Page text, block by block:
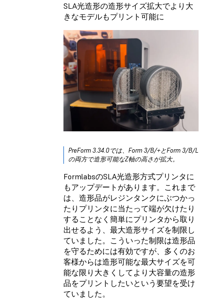
SLA光造形の造形サイズ拡大でより大
きなモデルもプリント可能に
PreForm 3.34.0では、Form 3/B/+とForm 3/B/L
の両方で造形可能なZ軸の高さが拡大。
FormlabsのSLA光造形方式プリンタに
もアップデートがあります。これまで
は、造形品がレジンタンクにぶつかっ
たりプリンタに当たって端が欠けたり
することなく簡単にプリンタから取り
出せるよう、最大造形サイズを制限し
ていました。こういった制限は造形品
を守るためには有効ですが、多くのお
客様からは造形可能な最大サイズを可
能な限り大きくしてより大容量の造形
品をプリントしたいという要望を受け
ていました。